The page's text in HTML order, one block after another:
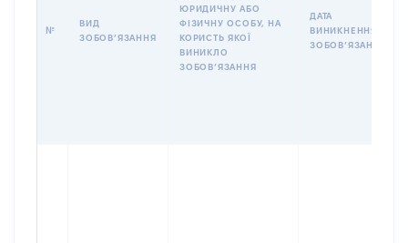
№
ВИД
ЗОБОВʼЯЗАННЯ
ЮРИДИЧНУ АБО
ФІЗИЧНУ ОСОБУ, НА
КОРИСТЬ ЯКОЇ
ВИНИКЛО
ЗОБОВʼЯЗАННЯ
ДАТА
ВИНИКНЕННЯ
ЗОБОВʼЯЗАННЯ